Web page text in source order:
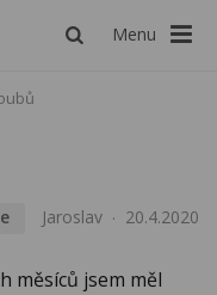
Menu
Jaroslav 20.4.2020
měsíců jsem měl